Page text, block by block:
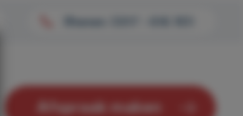
Afspraak maken